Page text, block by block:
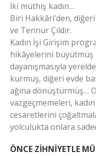
İki müthiş kadın…
Biri Hakkâri’den,
ve Tennur Çıldır.
Kadın İşi Girişim
hikâyelerini büyütmüş
dayanışmasıyla
kurmuş, diğeri evde
ağına dönüştürmüş…
vazgeçmemeleri,
cesaretlerini
yolculukta onlara
ÖNCE ZİHNİYETLE